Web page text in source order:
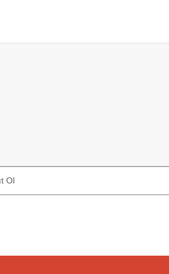
Ol